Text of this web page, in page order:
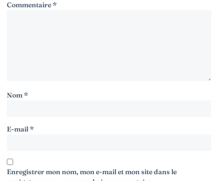
Commentaire*
Nom*
E-mail*
Enregistrer mon nom, mon e-mail et mon site dans le